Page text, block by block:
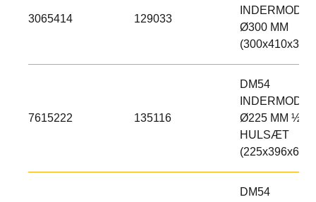
3065414 129033
INDERMODUL
Ø300 MM
(300x410x300)
7615222 135116
DM54
INDERMODUL
Ø225 MM ½
HULSÆT
(225x396x600)
DM54